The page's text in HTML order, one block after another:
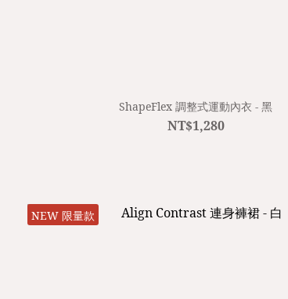
ShapeFlex 調整式運動內衣 - 黑
NT$1,280
NEW 限量款